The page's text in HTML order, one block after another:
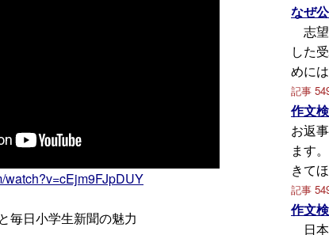
watch?v=cEjm9FJpDUY
毎日小学生新聞の魅力
なぜ
志
した
めに
記事
作文
お返
ます
きて
記事
作文
日